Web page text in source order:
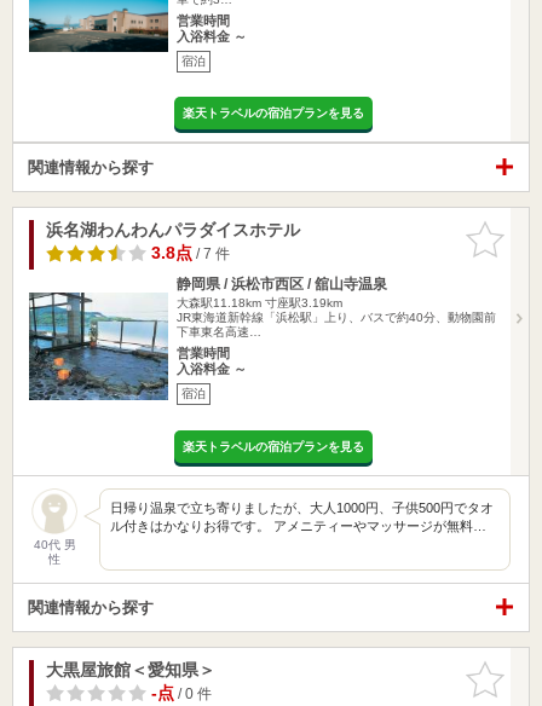
営業時間
入浴料金 ～
宿泊
楽天トラベルの宿泊プランを見る
関連情報から探す
お気に入
りに追加
浜名湖わんわんパラダイスホテル
3.8点/ 7 件
静岡県 / 浜松市西区 / 舘山寺温泉
大森駅11.18km 寸座駅3.19km
JR東海道新幹線「浜松駅」上り、バスで約40分、動物園前
下車東名高速…
営業時間
入浴料金 ～
宿泊
楽天トラベルの宿泊プランを見る
40代 男
性
日帰り温泉で立ち寄りましたが、大人1000円、子供500円でタオ
ル付きはかなりお得です。 アメニティーやマッサージが無料…
関連情報から探す
お気に入
りに追加
大黒屋旅館＜愛知県＞
-点/ 0 件